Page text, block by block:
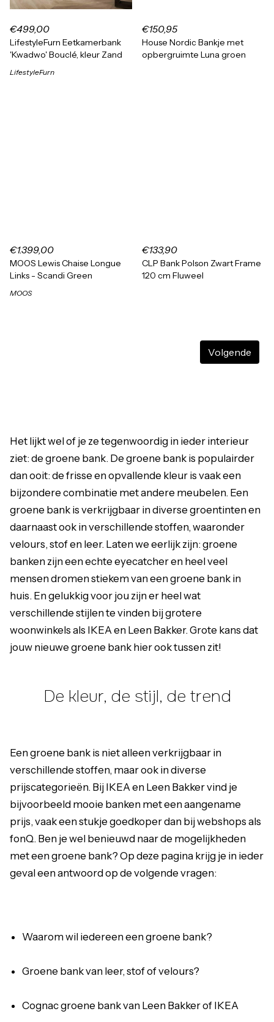
€499,00
LifestyleFurn Eetkamerbank
'Kwadwo' Bouclé, kleur Zand
LifestyleFurn
€150,95
House Nordic Bankje met
opbergruimte Luna groen
€1.399,00
MOOS Lewis Chaise Longue
Links - Scandi Green
MOOS
€133,90
CLP Bank Polson Zwart Frame
120 cm Fluweel
Volgende
Het lijkt wel of je ze tegenwoordig in ieder interieur
ziet: de groene bank. De groene bank is populairder
dan ooit: de frisse en opvallende kleur is vaak een
bijzondere combinatie met andere meubelen. Een
groene bank is verkrijgbaar in diverse groentinten en
daarnaast ook in verschillende stoffen, waaronder
velours, stof en leer. Laten we eerlijk zijn: groene
banken zijn een echte eyecatcher en heel veel
mensen dromen stiekem van een groene bank in
huis. En gelukkig voor jou zijn er heel wat
verschillende stijlen te vinden bij grotere
woonwinkels als IKEA en Leen Bakker. Grote kans dat
jouw nieuwe groene bank hier ook tussen zit!
De kleur, de stijl, de trend
Een groene bank is niet alleen verkrijgbaar in
verschillende stoffen, maar ook in diverse
prijscategorieën. Bij IKEA en Leen Bakker vind je
bijvoorbeeld mooie banken met een aangename
prijs, vaak een stukje goedkoper dan bij webshops als
fonQ. Ben je wel benieuwd naar de mogelijkheden
met een groene bank? Op deze pagina krijg je in ieder
geval een antwoord op de volgende vragen:
Waarom wil iedereen een groene bank?
Groene bank van leer, stof of velours?
Cognac groene bank van Leen Bakker of IKEA